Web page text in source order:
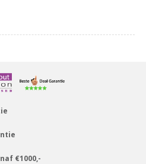
€1000,-